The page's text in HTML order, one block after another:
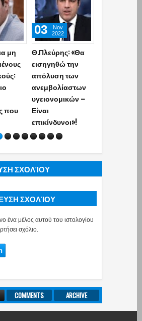
μη
που
Θ.Πλεύρης: «Θα
εισηγηθώ την
απόλυση των
ανεμβολίαστων
υγειονομικών –
Είναι
επικίνδυνοι»!
03
Nov
2022
ΣΧΟΛΊΟΥ
ΣΧΟΛΊΟΥ
ένα μέλος αυτού του ιστολογίου
σχόλιο.
COMMENTS ARCHIVE